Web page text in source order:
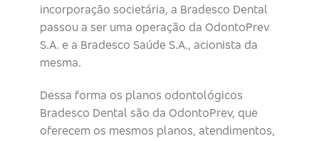
incorporação societária, a Bradesco Dental
passou a ser uma operação da OdontoPrev
S.A. e a Bradesco Saúde S.A., acionista da
mesma.
Dessa forma os planos odontológicos
Bradesco Dental são da OdontoPrev, que
oferecem os mesmos planos, atendimentos,